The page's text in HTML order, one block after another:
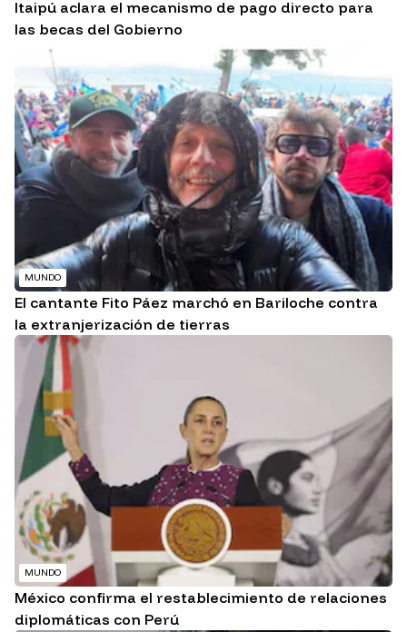
Itaipú aclara el mecanismo de pago directo para
las becas del Gobierno
MUNDO
El cantante Fito Páez marchó en Bariloche contra
la extranjerización de tierras
MUNDO
México confirma el restablecimiento de relaciones
diplomáticas con Perú